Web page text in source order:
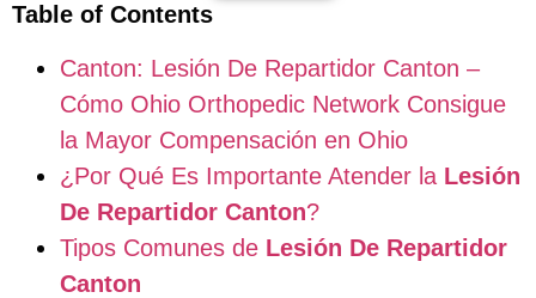
Table of Contents
Canton: Lesión De Repartidor Canton –
Cómo Ohio Orthopedic Network Consigue
la Mayor Compensación en Ohio
¿Por Qué Es Importante Atender la Lesión
De Repartidor Canton?
Tipos Comunes de Lesión De Repartidor
Canton